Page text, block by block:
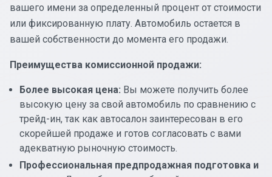
вашего имени за определенный процент от стоимости
или фиксированную плату. Автомобиль остается в
вашей собственности до момента его продажи.
Преимущества комиссионной продажи:
Более высокая цена: Вы можете получить более
высокую цену за свой автомобиль по сравнению с
трейд-ин, так как автосалон заинтересован в его
скорейшей продаже и готов согласовать с вами
адекватную рыночную стоимость.
Профессиональная предпродажная подготовка и